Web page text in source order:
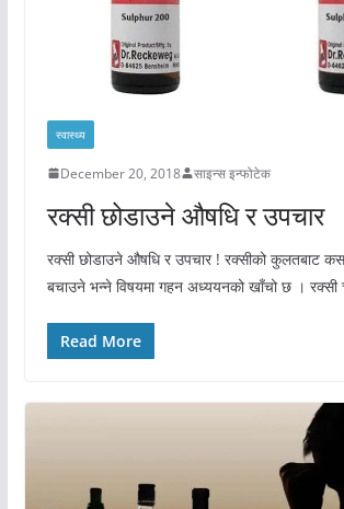
स्वास्थ्य
December 20, 2018 साइन्स इन्फोटेक
रक्सी छोडाउने औषधि र उपचार
रक्सी छोडाउने औषधि र उपचार ! रक्सीको कुलतबाट
बचाउने भन्ने विषयमा गहन अध्ययनको खाँचो छ । रक्सी
Read More